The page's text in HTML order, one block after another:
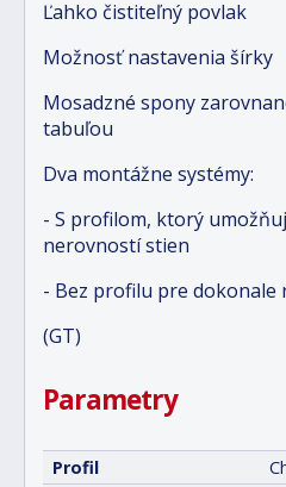
Ľahko čistiteľný povlak
Možnosť nastavenia šírky
Mosadzné spony
tabuľou
Dva montážne systémy:
- S profilom, ktorý
nerovností stien
- Bez profilu pre dokonale
(GT)
Parametry
Profil